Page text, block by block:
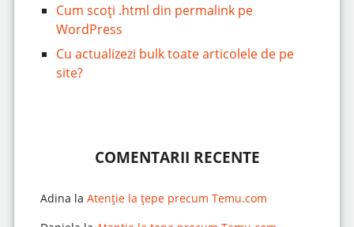
Cum scoți .html din permalink pe
WordPress
Cu actualizezi bulk toate articolele de pe
site?
COMENTARII RECENTE
Adina la Atenție la țepe precum Temu.com